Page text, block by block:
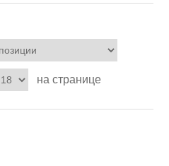
на странице